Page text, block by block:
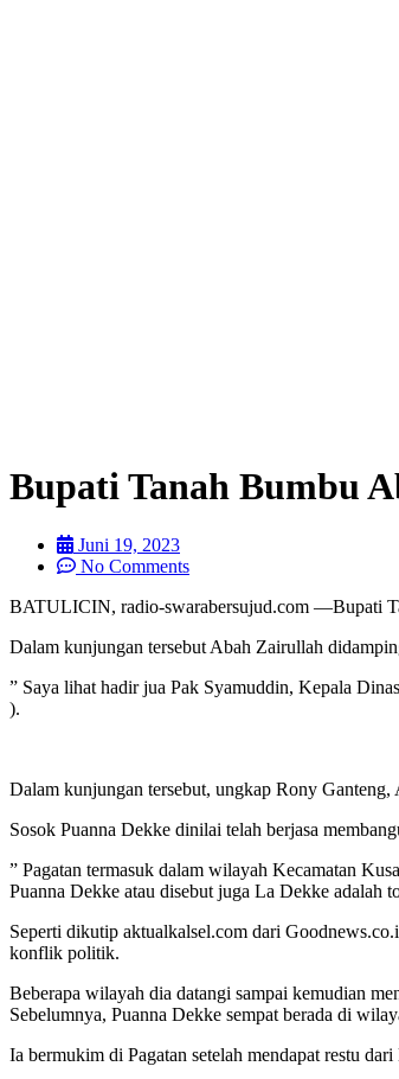
Bupati Tanah Bumbu
Juni 19, 2023
No Comments
BATULICIN, radio-swarabersujud.com —Bupati
Dalam kunjungan tersebut Abah Zairullah
” Saya lihat hadir jua Pak Syamuddin, Kepala
).
Dalam kunjungan tersebut, ungkap Rony
Sosok Puanna Dekke dinilai telah berjasa
” Pagatan termasuk dalam wilayah Kecamatan
Puanna Dekke atau disebut juga La Dekke adalah
Seperti dikutip aktualkalsel.com dari
konflik politik.
Beberapa wilayah dia datangi sampai kemudian
Sebelumnya, Puanna Dekke sempat berada di
Ia bermukim di Pagatan setelah mendapat restu